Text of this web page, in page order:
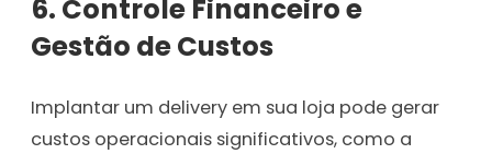
6. Controle Financeiro e
Gestão de Custos
Implantar um delivery em sua loja pode gerar
custos operacionais significativos, como a